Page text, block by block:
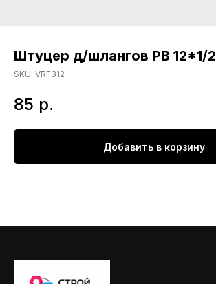
Штуцер д/шлангов РВ 12*1/2
SKU: VRF312
85 р.
Добавить в корзину